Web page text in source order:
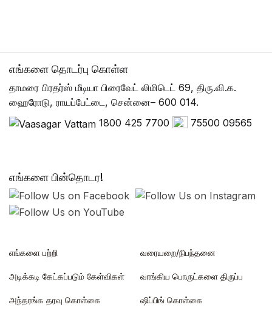
எங்களை தொடர்பு கொள்ள
தாமரை பிரதர்ஸ் மீடியா பிரைவேட் லிமிடெட் 69, திரு.வி.க.
ஹைரோடு, ராயப்பேட்டை, சென்னை– 600 014.
1800 425 7700
75500 09565
எங்களை பின்தொடர!
எங்களை பற்றி
அடிக்கடி கேட்கப்படும் கேள்விகள்
அந்தரங்க தரவு கொள்கை
வரையறை/நிபந்தனை
வாங்கிய பொருட்களை திருப்ப
ஷிப்பிங் கொள்கை